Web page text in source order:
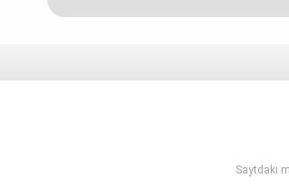
Saytdakı